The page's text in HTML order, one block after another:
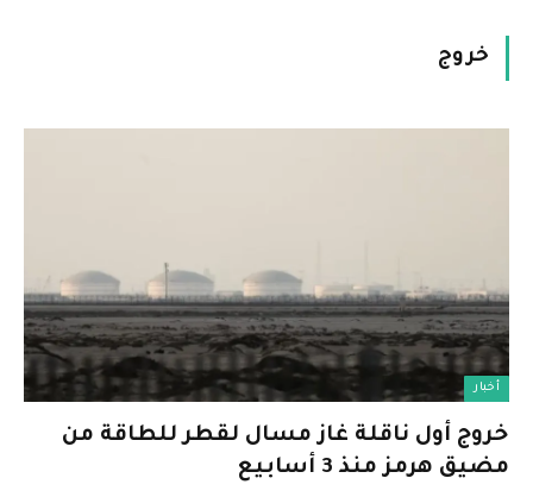
خروج
أخبار
خروج أول ناقلة غاز مسال لقطر للطاقة من
مضيق هرمز منذ 3 أسابيع